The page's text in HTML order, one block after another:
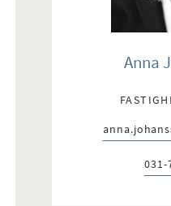
Anna
E-post:
031-